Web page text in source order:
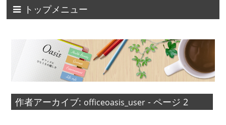
トップメニュー
作者アーカイブ: officeoasis_user- ページ 2